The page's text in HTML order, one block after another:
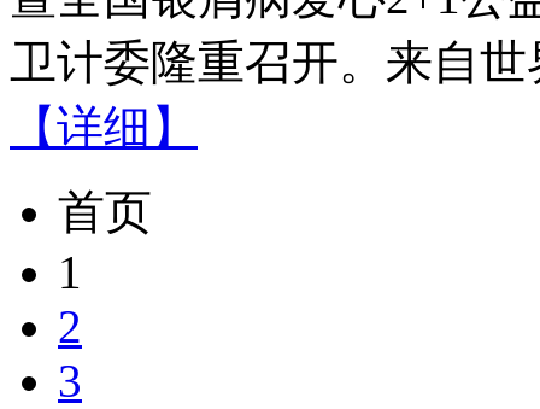
卫计委隆重召开。来自
【详细】
首页
1
2
3